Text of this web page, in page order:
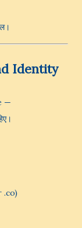
Identity
—
.co)